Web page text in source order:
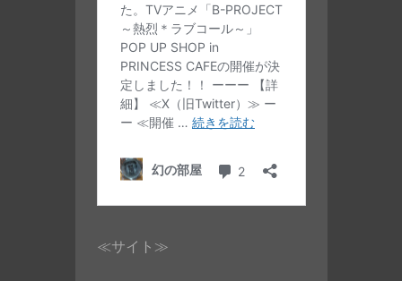
≪サイト≫